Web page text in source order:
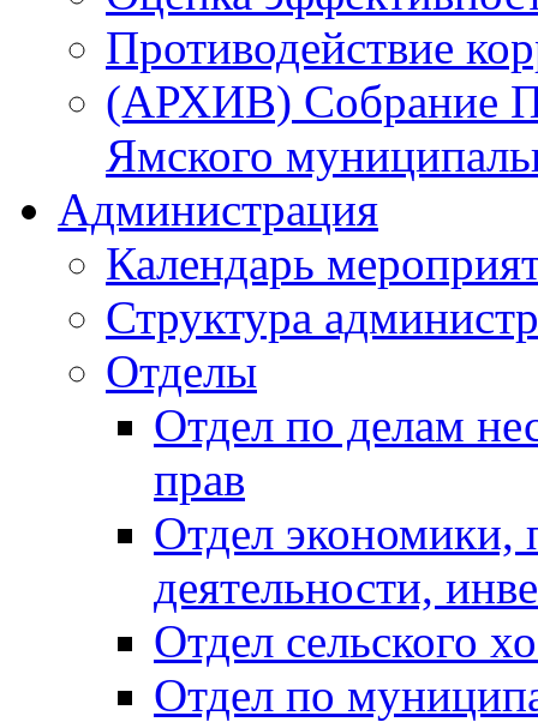
Противодействие
(АРХИВ) Собрание
Ямского
Администрация
Календарь
Структура
Отделы
Отдел по делам
прав
Отдел экономики,
деятельности,
Отдел сельского
Отдел по